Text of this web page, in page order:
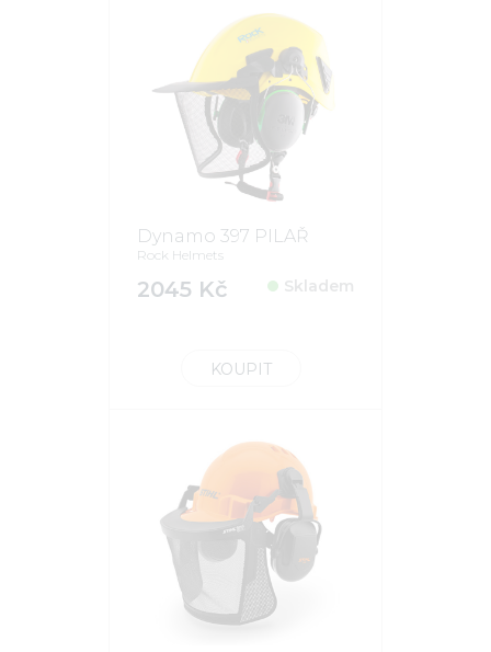
Dynamo 397 PILAŘ
Rock Helmets
2045 Kč Skladem
KOUPIT